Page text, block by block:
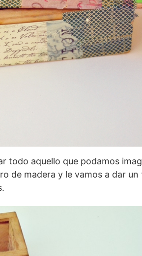
todo aquello que podamos
de madera y le vamos a dar un